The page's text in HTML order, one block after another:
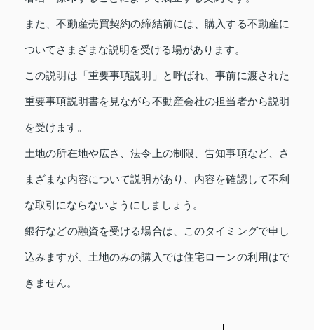
また、不動産売買契約の締結前には、購入する不動産に
ついてさまざまな説明を受ける場があります。
この説明は「重要事項説明」と呼ばれ、事前に渡された
重要事項説明書を見ながら不動産会社の担当者から説明
を受けます。
土地の所在地や広さ、法令上の制限、告知事項など、さ
まざまな内容について説明があり、内容を確認して不利
な取引にならないようにしましょう。
銀行などの融資を受ける場合は、このタイミングで申し
込みますが、土地のみの購入では住宅ローンの利用はで
きません。